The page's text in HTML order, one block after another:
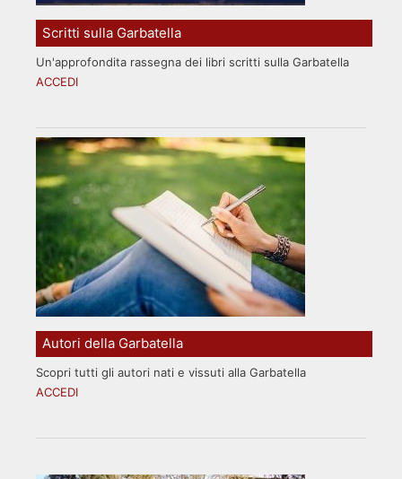
Scritti sulla Garbatella
Un'approfondita rassegna dei libri scritti sulla Garbatella
ACCEDI
Autori della Garbatella
Scopri tutti gli autori nati e vissuti alla Garbatella
ACCEDI